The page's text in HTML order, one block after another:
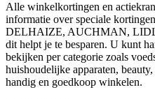
Alle winkelkortingen en
informatie over speciale
DELHAIZE, AUCHMAN, LIDL
dit helpt je te besparen. U kunt
bekijken per categorie zoals
huishoudelijke apparaten,
handig en goedkoop winkelen.